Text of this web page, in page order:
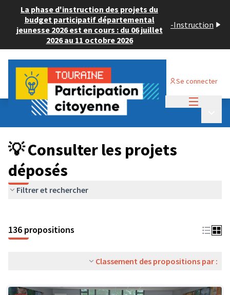
La phase d'instruction des projets du
budget participatif départemental
jeunesse 2026 est en cours : du 06 juillet
2026 au 11 octobre 2026
-Instruction
Se connecter
Budget Participatif JEUNESSE 2024
💡 Consulter les projets déposés
💡 Consulter les projets
déposés
Filtrer et rechercher
136 propositions
Classement des propositions par :